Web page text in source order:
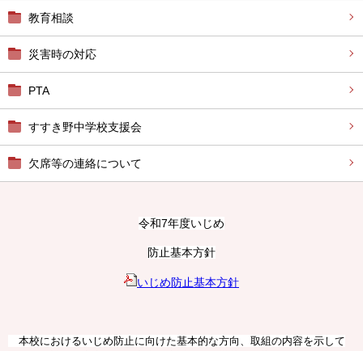
教育相談
災害時の対応
PTA
すすき野中学校支援会
欠席等の連絡について
令和7年度いじめ
防止基本方針
いじめ防止基本方針
本校におけるいじめ防止に向けた基本的な方向、取組の内容を示して